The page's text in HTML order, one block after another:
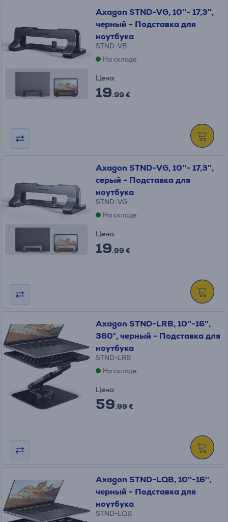
Axagon STND-VG, 10''- 17,3'',
черный - Подставка для
ноутбука
STND-VB
На складе
Цена:
19.99 €
Axagon STND-VG, 10''- 17,3'',
серый - Подставка для
ноутбука
STND-VG
На складе
Цена:
19.99 €
Axagon STND-LRB, 10''-16'',
360°, черный - Подставка для
ноутбука
STND-LRB
На складе
Цена:
59.99 €
Axagon STND-LQB, 10''-16'',
черный - Подставка для
ноутбука
STND-LQB